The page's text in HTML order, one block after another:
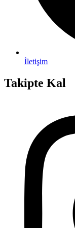
İletişim
Takipte Kal